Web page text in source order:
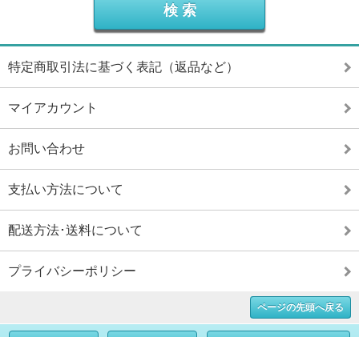
特定商取引法に基づく表記（返品など）
マイアカウント
お問い合わせ
支払い方法について
配送方法･送料について
プライバシーポリシー
ページの先頭へ戻る